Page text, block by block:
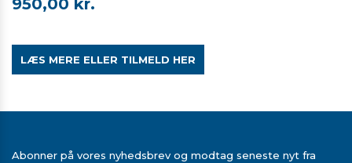
950,00 kr.
LÆS MERE ELLER TILMELD HER
Abonner på vores nyhedsbrev og modtag seneste nyt fra